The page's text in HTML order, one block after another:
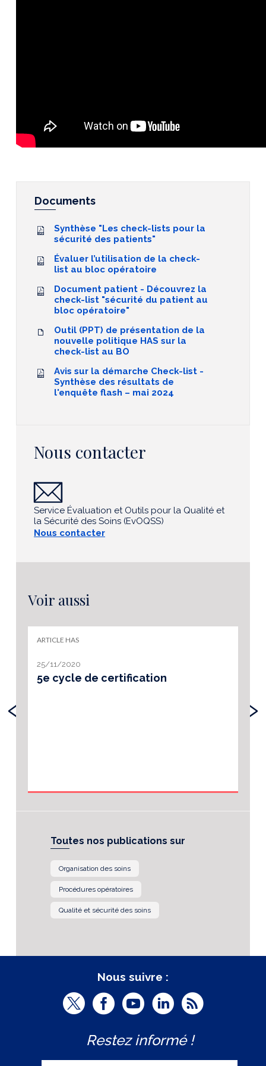
Documents
Synthèse "Les check-lists pour la
sécurité des patients"
Évaluer l’utilisation de la check-
list au bloc opératoire
Document patient - Découvrez la
check-list "sécurité du patient au
bloc opératoire"
Outil (PPT) de présentation de la
nouvelle politique HAS sur la
check-list au BO
Avis sur la démarche Check-list -
Synthèse des résultats de
l'enquête flash – mai 2024
Nous contacter
Service Évaluation et Outils pour la Qualité et
la Sécurité des Soins (EvOQSS)
Nous contacter
Voir aussi
ARTICLE HAS
25/11/2020
5e cycle de certification
‹ ›
Toutes nos publications sur
Organisation des soins
Procédures opératoires
Qualité et sécurité des soins
Nous suivre :
T
i
F
c
Y
u
L
n
R
Restez informé !